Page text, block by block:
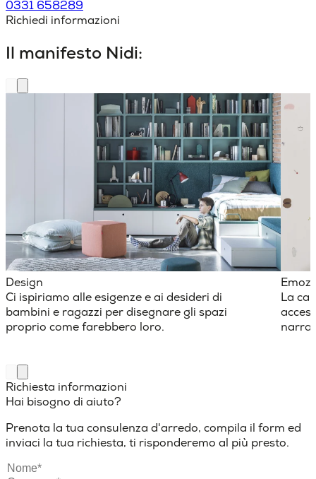
0331 658289
Richiedi informazioni
Il manifesto Nidi:
Design
Ci ispiriamo alle esigenze e ai desideri di
bambini e ragazzi per disegnare gli spazi
proprio come farebbero loro.
La
Richiesta informazioni
Hai bisogno di aiuto?
Prenota la tua consulenza d'arredo, compila il form ed
inviaci la tua richiesta, ti risponderemo al più presto.